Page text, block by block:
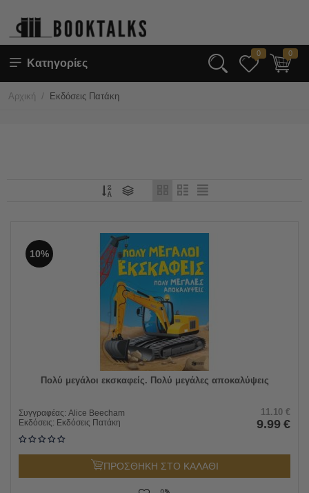
Κατηγορίες
0 0
Αρχική / Εκδόσεις Πατάκη
10%
Πολύ μεγάλοι εκσκαφείς. Πολύ μεγάλες αποκαλύψεις
Συγγραφέας: Alice Beecham
Εκδόσεις: Εκδόσεις Πατάκη
11.10 €
9.99 €
ΠΡΟΣΘΗΚΗ ΣΤΟ ΚΑΛΑΘΙ